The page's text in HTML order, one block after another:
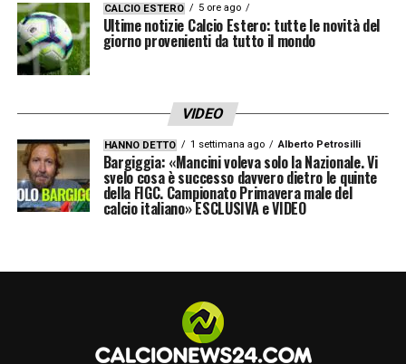
CALCIO ESTERO 5 ore ago
Ultime notizie Calcio Estero: tutte le novità del
giorno provenienti da tutto il mondo
VIDEO
HANNO DETTO 1 settimana ago Alberto Petrosilli
Bargiggia: «Mancini voleva solo la Nazionale. Vi
svelo cosa è successo davvero dietro le quinte
della FIGC. Campionato Primavera male del
calcio italiano» ESCLUSIVA e VIDEO